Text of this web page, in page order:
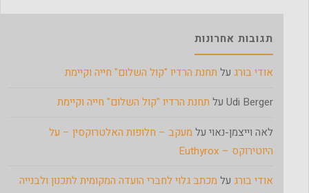
תגובות אחרונות
אודי בורג על תחנת הרדיו "קול השלום" חייה וקיימת
Udi Berger על תחנת הרדיו "קול השלום" חייה וקיימת
לאה וייצמן-נאוי על מעקב – חלופות האלטרוקסין – על
היוטירוקס – Euthyrox
אודי בורג על מכתב גלוי לחברי הועדה המקומית לתכנון ולבנייה